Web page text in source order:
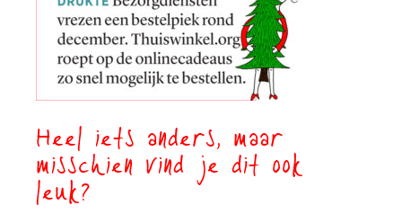
Heel iets anders, maar
misschien vind je dit ook
leuk?